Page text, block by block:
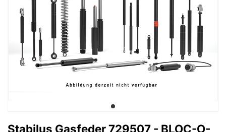
Stabilus Gasfeder 729507 - BLOC-O-